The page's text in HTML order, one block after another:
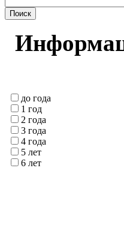
до года
1 год
2 года
3 года
4 года
5 лет
6 лет